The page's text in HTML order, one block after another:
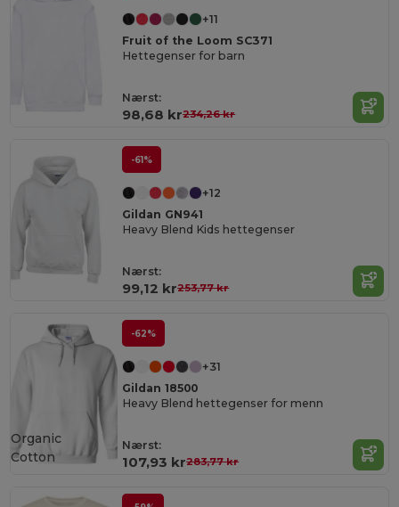
+11
Fruit of the Loom SC371
Hettegenser for barn
Nærst:
98,68 kr234,26 kr
-61%
+12
Gildan GN941
Heavy Blend Kids hettegenser
Nærst:
99,12 kr253,77 kr
-62%
+31
Gildan 18500
Heavy Blend hettegenser for menn
Nærst:
107,93 kr283,77 kr
Organic
Cotton